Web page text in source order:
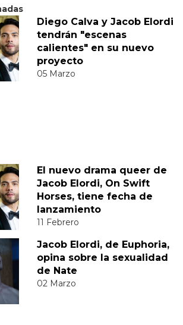
Diego Calva y Jacob Elordi
tendrán "escenas
calientes" en su nuevo
proyecto
05 Marzo
El nuevo drama queer de
Jacob Elordi, On Swift
Horses, tiene fecha de
lanzamiento
11 Febrero
Jacob Elordi, de Euphoria,
opina sobre la sexualidad
de Nate
02 Marzo